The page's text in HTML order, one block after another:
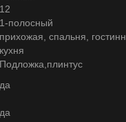
12
1-полосный
прихожая, спальня,
кухня
Подложка,плинтус
да
да